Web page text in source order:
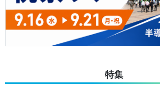
特集